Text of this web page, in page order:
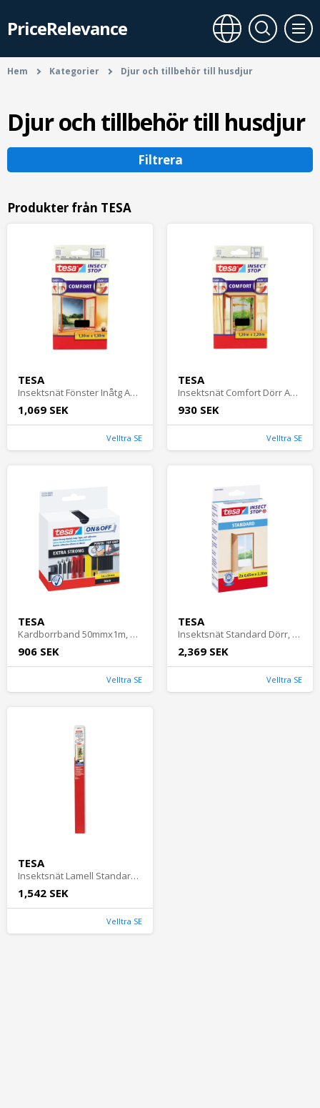
PriceRelevance
Hem Kategorier Djur och tillbehör till husdjur
Djur och tillbehör till husdjur
Filtrera
Produkter från TESA
TESA
Insektsnät Fönster Inåtg Antracit, 8st, Tesa
1,069 SEK
Velltra SE
TESA
Insektsnät Comfort Dörr Antracit, 5st, Tesa
930 SEK
Velltra SE
TESA
Kardborrband 50mmx1m, Svart, 6st, Tesa
906 SEK
Velltra SE
TESA
Insektsnät Standard Dörr, Vit, 15st, Tesa
2,369 SEK
Velltra SE
TESA
Insektsnät Lamell Standard Antracit, 4st, Tesa
1,542 SEK
Velltra SE